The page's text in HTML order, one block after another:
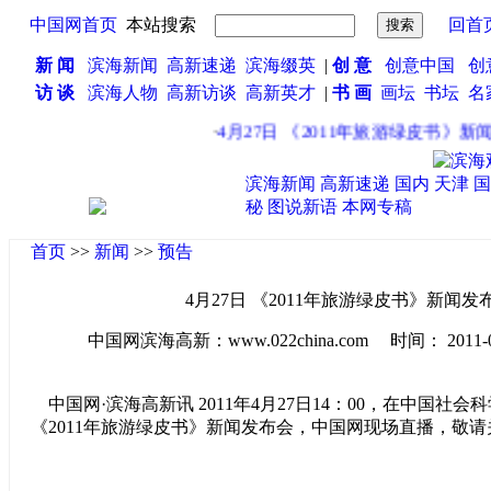
中国网首页 本站搜索 回首
新 闻 滨海新闻 高新速递 滨海缀英| 创 意 创意中国
创
访 谈
滨海人物 高新访谈 高新英才 | 书 画 画坛 书坛 名
4月27日 《2011年旅游绿皮书》新闻
滨海新闻 高新速递 国内 天津
秘 图说新语 本网专稿
首页 >> 新闻 >> 预告
4月27日 《2011年旅游绿皮书》新闻发
中国网滨海高新：www.022china.com 时间： 2011-
中国网·滨海高新讯 2011年4月27日14：00，在中国社会
《2011年旅游绿皮书》新闻发布会，中国网现场直播，敬